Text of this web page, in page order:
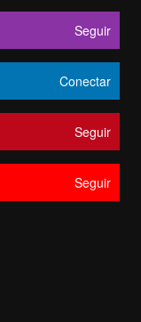
Seguir
Conectar
Seguir
Seguir